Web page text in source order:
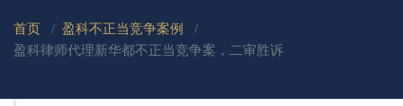
首页 / 盈科不正当竞争案例
/
盈科律师代理新华都不正当竞争案，二审胜诉